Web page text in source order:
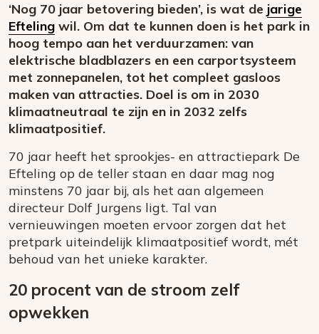
‘Nog 70 jaar betovering bieden’, is wat de jarige
Efteling wil. Om dat te kunnen doen is het park in
hoog tempo aan het verduurzamen: van
elektrische bladblazers en een carportsysteem
met zonnepanelen, tot het compleet gasloos
maken van attracties. Doel is om in 2030
klimaatneutraal te zijn en in 2032 zelfs
klimaatpositief.
70 jaar heeft het sprookjes- en attractiepark De
Efteling op de teller staan en daar mag nog
minstens 70 jaar bij, als het aan algemeen
directeur Dolf Jurgens ligt. Tal van
vernieuwingen moeten ervoor zorgen dat het
pretpark uiteindelijk klimaatpositief wordt, mét
behoud van het unieke karakter.
20 procent van de stroom zelf
opwekken